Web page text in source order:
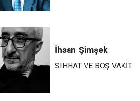
İhsan Şimşek
SIHHAT VE BOŞ VAKİT